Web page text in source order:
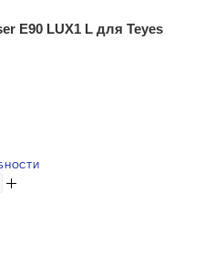
E90 LUX1 L для Teyes